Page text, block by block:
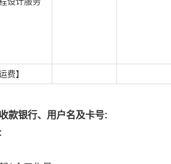
费】
款银行、用户名及卡号: